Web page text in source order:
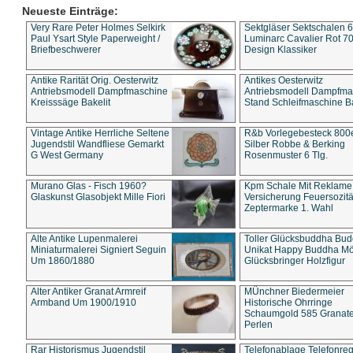
Neueste Einträge:
Very Rare Peter Holmes Selkirk
Paul Ysart Style Paperweight /
Briefbeschwerer
Sektgläser Sektschalen
Luminarc Cavalier Rot
Design Klassiker
Antike Rarität Orig. Oesterwitz
Antriebsmodell Dampfmaschine
Kreisssäge Bakelit
Antikes Oesterwitz
Antriebsmodell
Stand Schleifmaschine
Vintage Antike Herrliche Seltene
Jugendstil Wandfliese Gemarkt
G West Germany
R&b Vorlegebesteck
Silber Robbe & Berking
Rosenmuster 6 Tlg.
Murano Glas - Fisch 1960?
Glaskunst Glasobjekt Mille Fiori
Kpm Schale Mit Reklame
Versicherung
Zeptermarke 1. Wahl
Alte Antike Lupenmalerei
Miniaturmalerei Signiert Seguin
Um 1860/1880
Toller Glücksbuddha
Unikat Happy Buddha
Glücksbringer Holzfigur
Alter Antiker Granat Armreif
Armband Um 1900/1910
MÜnchner Biedermeier
Historische Ohrringe
Schaumgold 585
Perlen
Rar Historismus Jugendstil Telefonablage